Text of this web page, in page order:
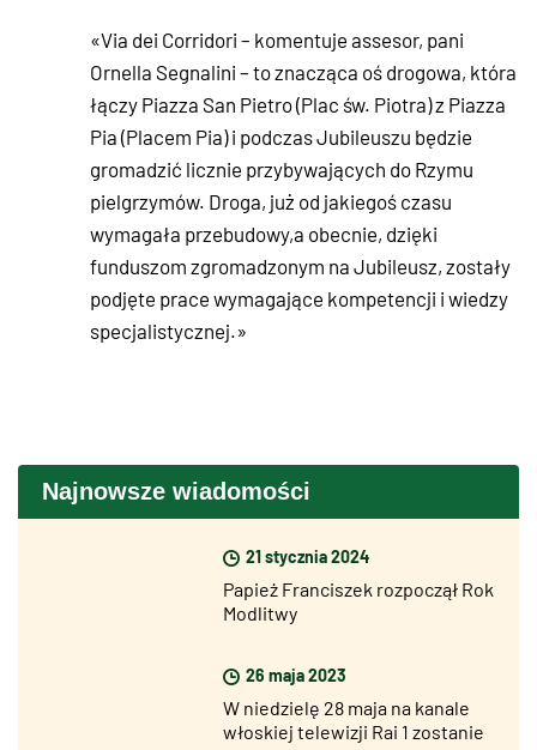
«Via dei Corridori – komentuje assesor, pani
Ornella Segnalini – to znacząca oś drogowa, która
łączy Piazza San Pietro (Plac św. Piotra) z Piazza
Pia (Placem Pia) i podczas Jubileuszu będzie
gromadzić licznie przybywających do Rzymu
pielgrzymów. Droga, już od jakiegoś czasu
wymagała przebudowy,a obecnie, dzięki
funduszom zgromadzonym na Jubileusz, zostały
podjęte prace wymagające kompetencji i wiedzy
specjalistycznej.»
Najnowsze wiadomości
21 stycznia 2024
Papież Franciszek rozpoczął Rok
Modlitwy
26 maja 2023
W niedzielę 28 maja na kanale
włoskiej telewizji Rai 1 zostanie